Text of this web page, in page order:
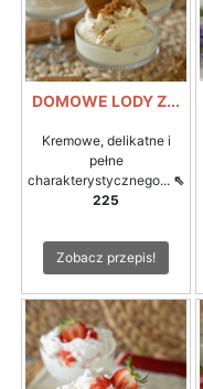
DOMOWE LODY Z...
Kremowe, delikatne i
pełne
charakterystycznego... ⇖
225
Zobacz przepis!